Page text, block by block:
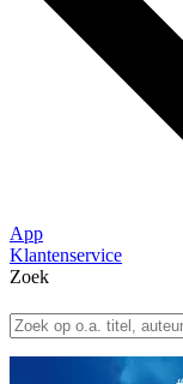
App
Klantenservice
Zoek